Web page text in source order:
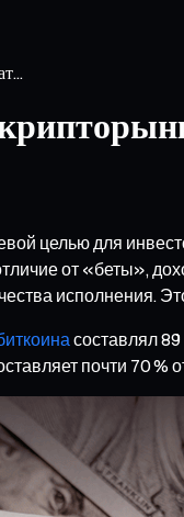
целью для
от «беты»,
исполнения.
составлял
почти 70 %